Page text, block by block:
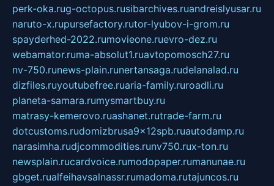
perk-oka.rug-octopus.rusibarchives.ruandreislyusar.ru
naruto-x.rupursefactory.rutor-lyubov-i-grom.ru
spayderhed-2022.rumovieone.ruevro-dez.ru
webamator.ruma-absolut1.ruavtopomosch27.ru
nv-750.runews-plain.runertansaga.rudelanalad.ru
dizfiles.ruyoutubefree.ruaria-family.ruroadli.ru
planeta-samara.rumysmartbuy.ru
matrasy-kemerovo.ruashanet.rutrade-farm.ru
dotcustoms.rudomizbrusa9x12spb.ruautodamp.ru
narasimha.rudjcommodities.runv750.rux-ton.ru
newsplain.rucardvoice.rumodopaper.rumanunae.ru
gbget.rualfeihavsalnassr.rumadoma.rutajuncos.ru